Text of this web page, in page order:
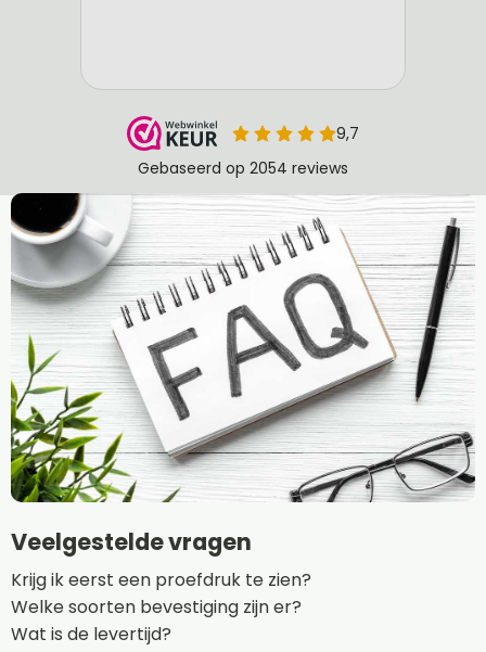
Veelgestelde vragen
Krijg ik eerst een proefdruk te zien?
Welke soorten bevestiging zijn er?
Wat is de levertijd?